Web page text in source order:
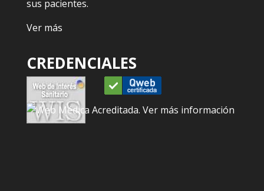
sus pacientes.
Ver más
CREDENCIALES